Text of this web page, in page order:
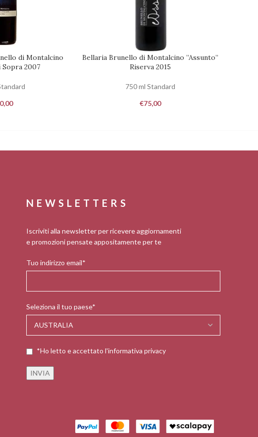
di Montalcino
2007
RICHIEDI DISPONIBILITÀ
Bellaria Brunello di Montalcino ”Assunto”
Riserva 2015
750 ml Standard
€75,00
NEWSLETTERS
Iscriviti alla newsletter per ricevere aggiornamenti
e promozioni pensate appositamente per te
Tuo indirizzo email*
Seleziona il tuo paese*
*Ho letto e accettato l'informativa privacy